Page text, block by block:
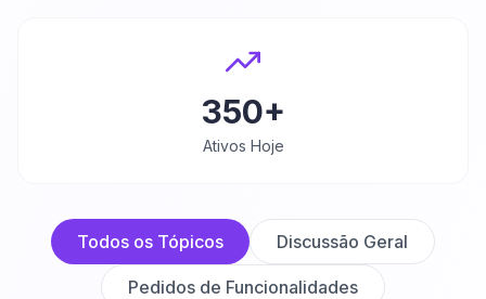
350+
Ativos Hoje
Todos os Tópicos Discussão Geral
Pedidos de Funcionalidades